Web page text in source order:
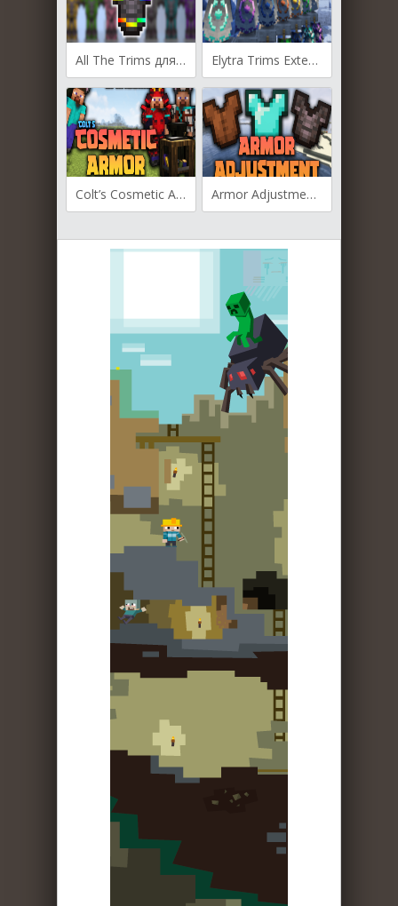
All The Trims для Майнкрафт [1.20.1, 1.20] Elytra Trims Extensions для Майнкрафт [1.20.1, 1.19.4]
Colt’s Cosmetic Armor для Майнкрафт [1.18.2, 1.16.5] Armor Adjustment для Майнкрафт [1.19.2, 1.18.2, 1.16.5]